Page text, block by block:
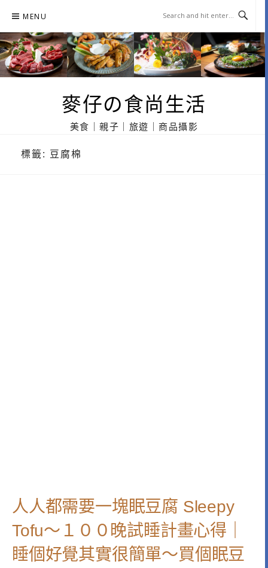
content
MENU
麥仔の食尚生活
美食｜親子｜旅遊｜商品攝影
標籤: 豆腐棉
人人都需要一塊眠豆腐 Sleepy
Tofu～１００晚試睡計畫心得｜
睡個好覺其實很簡單～買個眠豆